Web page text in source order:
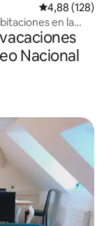
Calificación
4,88 (128)
en la
Nacional